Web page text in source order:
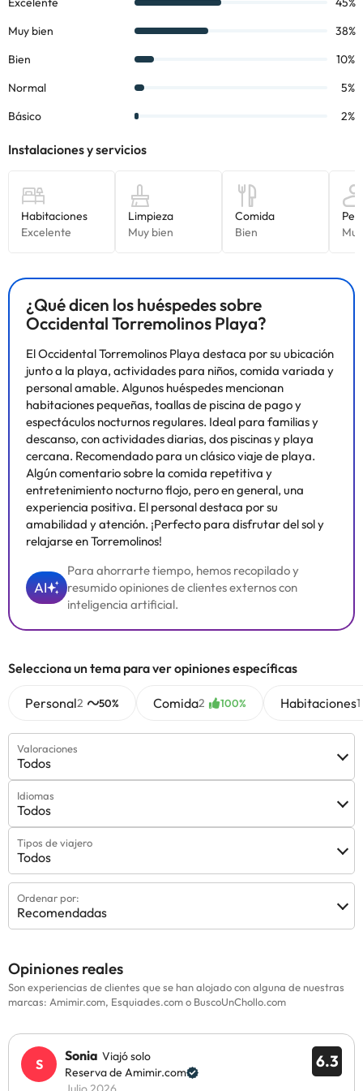
Benalmádena, Calahonda, Marbella o Málaga.
Reserva ya en el Hotel Smy Costa del Sol 4*
Algunos de los servicios detallados pueden ser de pago. Puedes
consultar sus tarifas directamente en el establecimiento. Toda la
alojamiento. Si tienes dudas, contáctanos.
¿Qué dicen los huéspedes sobre
Occidental Torremolinos Playa?
El Occidental Torremolinos Playa destaca por su ubicación
junto a la playa, actividades para niños, comida variada y
personal amable. Algunos huéspedes mencionan
habitaciones pequeñas, toallas de piscina de pago y
espectáculos nocturnos regulares. Ideal para familias y
descanso, con actividades diarias, dos piscinas y playa
cercana. Recomendado para un clásico viaje de playa.
Algún comentario sobre la comida repetitiva y
entretenimiento nocturno flojo, pero en general, una
experiencia positiva. El personal destaca por su
amabilidad y atención. ¡Perfecto para disfrutar del sol y
relajarse en Torremolinos!
AI
Para ahorrarte tiempo, hemos recopilado y
resumido opiniones de clientes externos con
inteligencia artificial.
Selecciona un tema para ver opiniones específicas
Personal2 50% Comida2 100% Habitaciones1
Valoraciones
Todos
Idiomas
Todos
Tipos de viajero
Todos
Ordenar por:
Recomendadas
Opiniones reales
Son experiencias de clientes que se han alojado con alguna de nuestras
marcas: Amimir.com, Esquiades.com o BuscoUnChollo.com
6.3
Sonia Viajó solo
Reserva de Amimir.com